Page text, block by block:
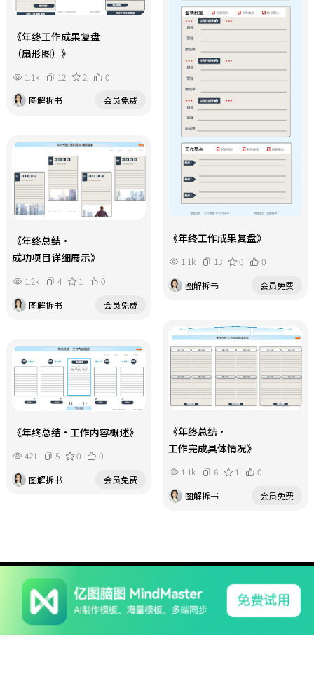
《年终工作成果复盘》
1.1k 13 0
0
图解拆书
会员免费
《年终工作成果复盘
（扇形图）》
1.1k 12 2
0
图解拆书
会员免费
《年终总结・
成功项目详细展示》
1.2k 4 1
0
图解拆书
会员免费
《年终总结・
工作完成具体情况》
1.1k 6 1
0
图解拆书
会员免费
《年终总结・工作内容概述》
421 5 0
0
图解拆书
会员免费